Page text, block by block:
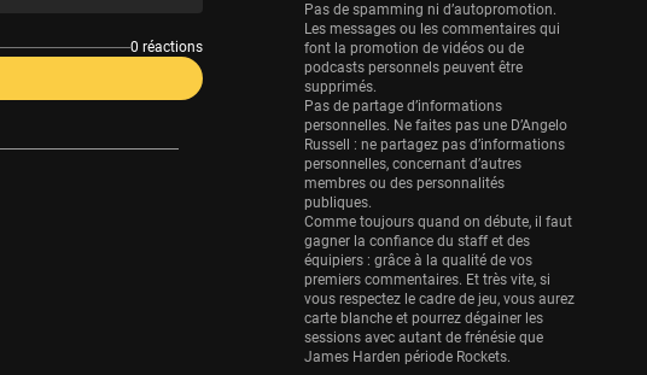
0 réactions
24 sessions
Sacramento Kings
24 sessions
Utah Jazz
22 sessions
Toronto Raptors
18 sessions
REVERSE
11 sessions
Bleues
0 sessions
Pas de spamming ni d’autopromotion.
Les messages ou les commentaires qui
font la promotion de vidéos ou de
podcasts personnels peuvent être
supprimés.
Pas de partage d’informations
personnelles. Ne faites pas une D’Angelo
Russell : ne partagez pas d’informations
personnelles, concernant d’autres
membres ou des personnalités
publiques.
Comme toujours quand on débute, il faut
gagner la confiance du staff et des
équipiers : grâce à la qualité de vos
premiers commentaires. Et très vite, si
vous respectez le cadre de jeu, vous aurez
carte blanche et pourrez dégainer les
sessions avec autant de frénésie que
James Harden période Rockets.